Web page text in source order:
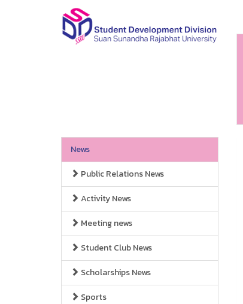
News
Public Relations News
Activity News
Meeting news
Student Club News
Scholarships News
Sports